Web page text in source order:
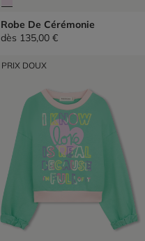
Robe De Cérémonie
dès 135,00 €
PRIX DOUX